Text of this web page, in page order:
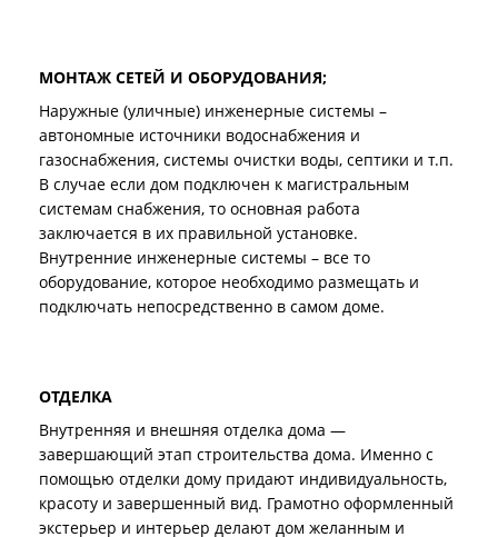
МОНТАЖ СЕТЕЙ И ОБОРУДОВАНИЯ;
Наружные (уличные) инженерные системы –
автономные источники водоснабжения и
газоснабжения, системы очистки воды, септики и т.п.
В случае если дом подключен к магистральным
системам снабжения, то основная работа
заключается в их правильной установке.
Внутренние инженерные системы – все то
оборудование, которое необходимо размещать и
подключать непосредственно в самом доме.
ОТДЕЛКА
Внутренняя и внешняя отделка дома —
завершающий этап строительства дома. Именно с
помощью отделки дому придают индивидуальность,
красоту и завершенный вид. Грамотно оформленный
экстерьер и интерьер делают дом желанным и